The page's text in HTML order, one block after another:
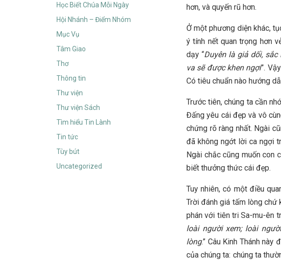
hơn, và quyến rũ hơn.
Ở một phương diện khác,
ý tính nết quan trọng hơn
dạy “Duyên là giả dối,
va sẽ được khen ngợi”.
Có tiêu chuẩn nào hướng
Trước tiên, chúng ta cần
Đấng yêu cái đẹp và vô
chứng rõ ràng nhất. Ngài
đã không ngớt lời ca ngợi
Ngài chắc cũng muốn con
biết thưởng thức cái đẹp.
Tuy nhiên, có một điều
Trời đánh giá tấm lòng chứ
phán với tiên tri Sa-mu-ên
loài người xem; loài
lòng.” Câu Kinh Thánh
của chúng ta: chúng ta
Học Biết Chúa Mỗi Ngày
Hội Nhánh – Điểm Nhóm
Mục Vụ
Tâm Giao
Thơ
Thông tin
Thư viện
Thư viện Sách
Tìm hiểu Tin Lành
Tin tức
Tùy bút
Uncategorized